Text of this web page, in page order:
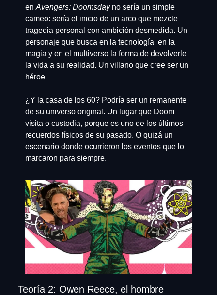
en Avengers: Doomsday no sería un simple
cameo: sería el inicio de un arco que mezcle
tragedia personal con ambición desmedida. Un
personaje que busca en la tecnología, en la
magia y en el multiverso la forma de devolverle
la vida a su realidad. Un villano que cree ser un
héroe
¿Y la casa de los 60? Podría ser un remanente
de su universo original. Un lugar que Doom
visita o custodia, porque es uno de los últimos
recuerdos físicos de su pasado. O quizá un
escenario donde ocurrieron los eventos que lo
marcaron para siempre.
Teoría 2: Owen Reece, el hombre